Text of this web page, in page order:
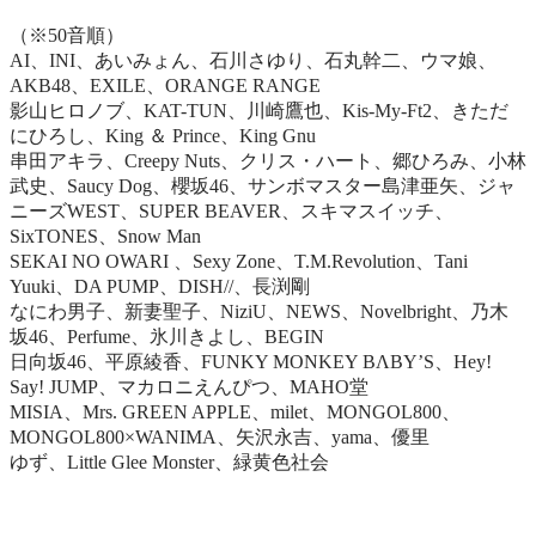
（※50音順）
AI、INI、あいみょん、石川さゆり、石丸幹二、ウマ娘、
AKB48、EXILE、ORANGE RANGE
影山ヒロノブ、KAT-TUN、川崎鷹也、Kis-My-Ft2、きただ
にひろし、King ＆ Prince、King Gnu
串田アキラ、Creepy Nuts、クリス・ハート、郷ひろみ、小林
武史、Saucy Dog、櫻坂46、サンボマスター島津亜矢、ジャ
ニーズWEST、SUPER BEAVER、スキマスイッチ、
SixTONES、Snow Man
SEKAI NO OWARI 、Sexy Zone、T.M.Revolution、Tani
Yuuki、DA PUMP、DISH//、長渕剛
なにわ男子、新妻聖子、NiziU、NEWS、Novelbright、乃木
坂46、Perfume、氷川きよし、BEGIN
日向坂46、平原綾香、FUNKY MONKEY BΛBY’S、Hey!
Say! JUMP、マカロニえんぴつ、MAHO堂
MISIA、Mrs. GREEN APPLE、milet、MONGOL800、
MONGOL800×WANIMA、矢沢永吉、yama、優里
ゆず、Little Glee Monster、緑黄色社会